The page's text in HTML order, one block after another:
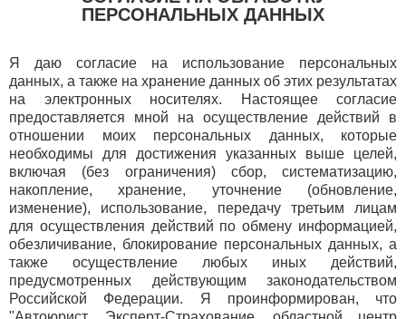
ПЕРСОНАЛЬНЫХ ДАННЫХ
Я даю согласие на использование персональных
данных, а также на хранение данных об этих результатах
на электронных носителях. Настоящее согласие
предоставляется мной на осуществление действий в
отношении моих персональных данных, которые
необходимы для достижения указанных выше целей,
включая (без ограничения) сбор, систематизацию,
накопление, хранение, уточнение (обновление,
изменение), использование, передачу третьим лицам
для осуществления действий по обмену информацией,
обезличивание, блокирование персональных данных, а
также осуществление любых иных действий,
предусмотренных действующим законодательством
Российской Федерации. Я проинформирован, что